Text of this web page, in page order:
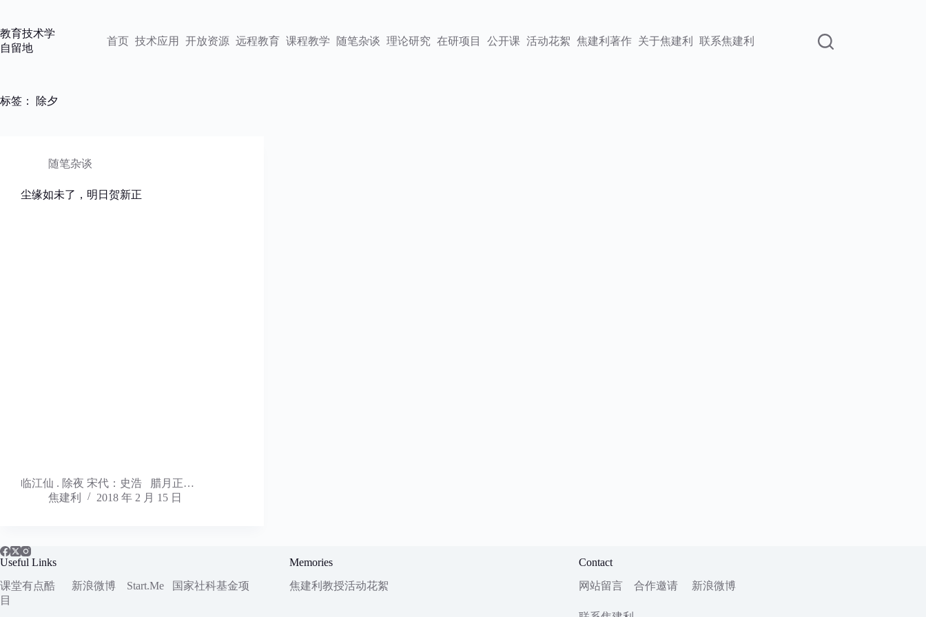
内
容
教育技术学
自留地
首页 技术应用 开放资源 远程教育 课程教学 随笔杂谈 理论研究 在研项目 公开课 活动花絮 焦建利著作 关于焦建利 联系焦建利
标签： 除夕
随笔杂谈
尘缘如未了，明日贺新正
临江仙 . 除夜 宋代：史浩 腊月正…
焦建利
2018 年 2 月 15 日
Useful Links
课堂有点酷
新浪微博 Start.Me 国家社科基金项
目
Memories
焦建利教授活动花絮
Contact
网站留言
合作邀请 新浪微博